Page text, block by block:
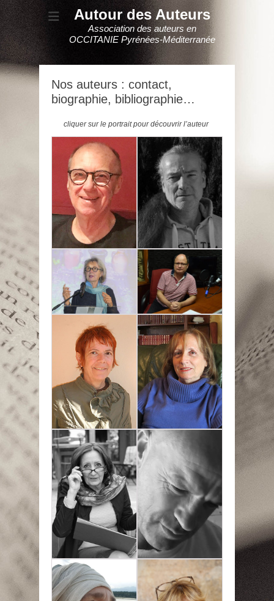
Autour des Auteurs
Association des auteurs en
OCCITANIE Pyrénées-Méditerranée
Nos auteurs : contact,
biographie, bibliographie…
cliquer sur le portrait pour découvrir l’auteur